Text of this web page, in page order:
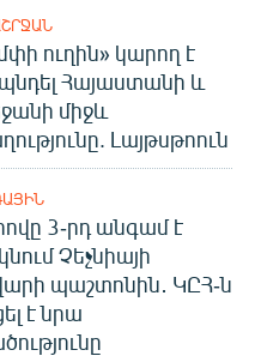
ուղին» կարող է
Հայաստանի և
միջև
Լայթսթոուն
3-րդ անգամ է
Չեչնիայի
պաշտոնին․ ԿԸՀ-ն
է նրա